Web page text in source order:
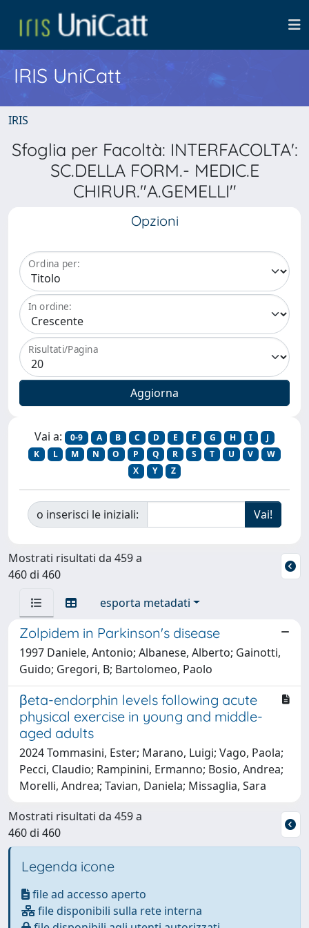
IRIS UniCatt
IRIS
Sfoglia per Facoltà: INTERFACOLTA':
SC.DELLA FORM.- MEDIC.E
CHIRUR."A.GEMELLI"
Opzioni
Ordina per:
In ordine:
Risultati/Pagina
Vai a: 0-9 A B C D E F G H I
J
K
L M N O P Q R S T U V
W
X
Y Z
o inserisci le iniziali:
Mostrati risultati da 459 a
460 di 460
esporta metadati
Zolpidem in Parkinson's disease
1997 Daniele, Antonio; Albanese, Alberto; Gainotti,
Guido; Gregori, B; Bartolomeo, Paolo
βeta-endorphin levels following acute
physical exercise in young and middle-
aged adults
2024 Tommasini, Ester; Marano, Luigi; Vago, Paola;
Pecci, Claudio; Rampinini, Ermanno; Bosio, Andrea;
Morelli, Andrea; Tavian, Daniela; Missaglia, Sara
Mostrati risultati da 459 a
460 di 460
Legenda icone
file ad accesso aperto
file disponibili sulla rete interna